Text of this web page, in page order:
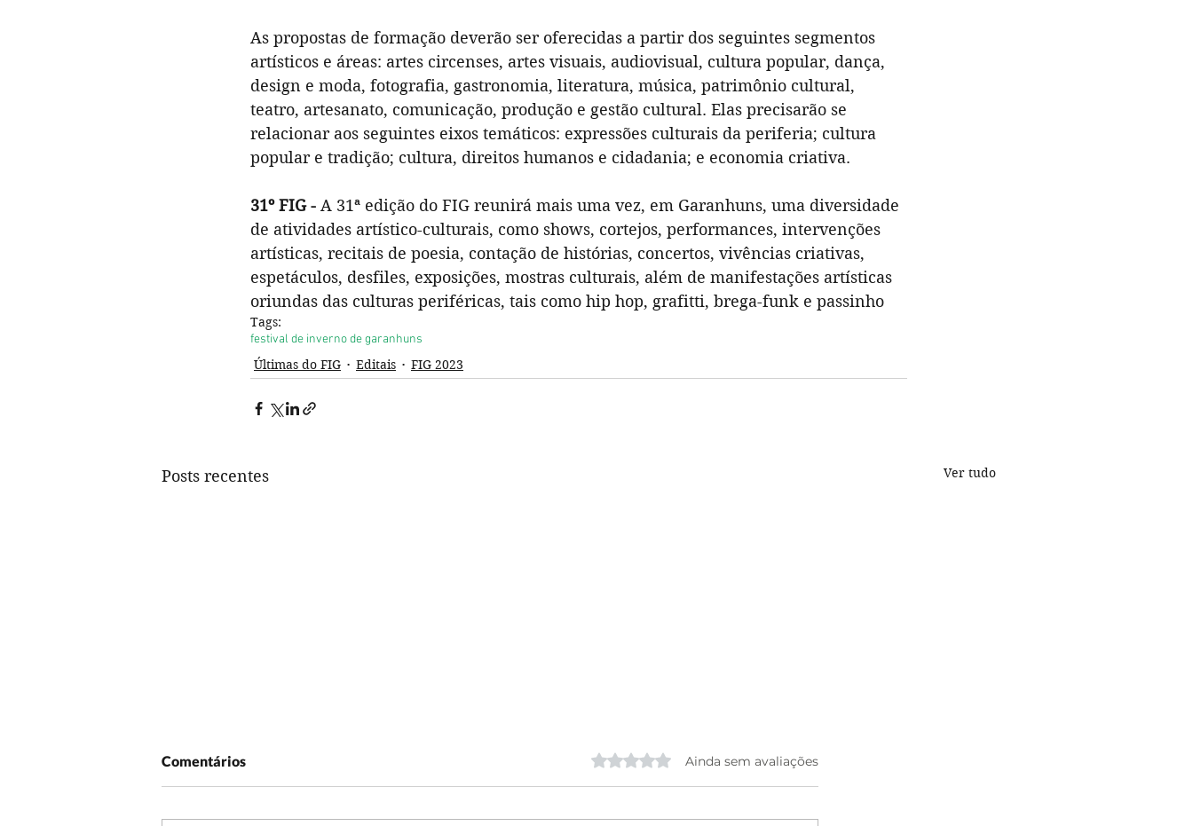
As propostas de formação deverão ser oferecidas a partir dos seguintes segmentos
artísticos e áreas: artes circenses, artes visuais, audiovisual, cultura popular, dança,
design e moda, fotografia, gastronomia, literatura, música, patrimônio cultural,
teatro, artesanato, comunicação, produção e gestão cultural. Elas precisarão se
relacionar aos seguintes eixos temáticos: expressões culturais da periferia; cultura
popular e tradição; cultura, direitos humanos e cidadania; e economia criativa.
31º FIG - A 31ª edição do FIG reunirá mais uma vez, em Garanhuns, uma diversidade
de atividades artístico-culturais, como shows, cortejos, performances, intervenções
artísticas, recitais de poesia, contação de histórias, concertos, vivências criativas,
espetáculos, desfiles, exposições, mostras culturais, além de manifestações artísticas
oriundas das culturas periféricas, tais como hip hop, grafitti, brega-funk e passinho
Tags:
festival de inverno de garanhuns
Últimas do FIG Editais FIG 2023
Posts recentes Ver tudo
Comentários Avaliado com 0 de 5 estrelas.
Ainda sem avaliações